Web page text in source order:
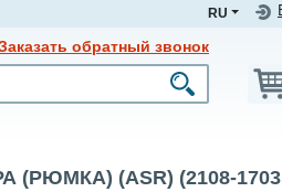
RU
обратный звонок
(РЮМКА) (ASR) (2108-